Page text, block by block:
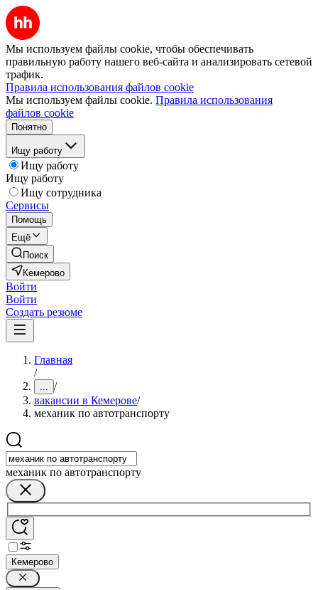
Мы используем файлы cookie, чтобы обеспечивать
правильную работу нашего веб-сайта и анализировать сетевой
трафик.
Правила использования файлов cookie
Мы используем файлы cookie. Правила использования
файлов cookie
Понятно
Ищу работу
Ищу работу
Ищу работу
Ищу сотрудника
Сервисы
Помощь
Ещё
Поиск
Кемерово
Войти
Войти
Создать резюме
Главная
/
... /
вакансии в Кемерове/
механик по автотранспорту
механик по автотранспорту
Кемерово